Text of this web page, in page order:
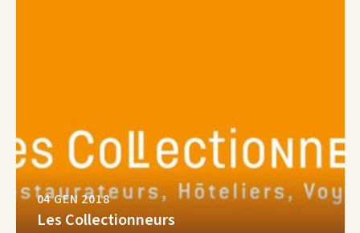
04 GEN 2018
Les Collectionneurs